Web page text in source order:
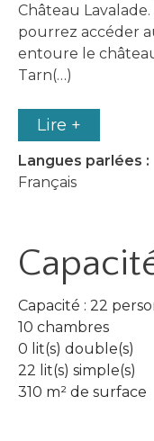
Château
pourrez accéder
entoure le
Tarn(…)
Lire +
Langues parlées :
Français
Capacité : 22
10 chambres
0 lit(s) double(s)
22 lit(s) simple(s)
310 m² de surface